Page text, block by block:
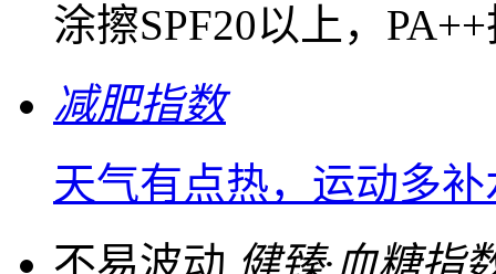
涂擦SPF20以上，
减肥指数
天气有点热，运动多补
不易波动 健臻·血糖指